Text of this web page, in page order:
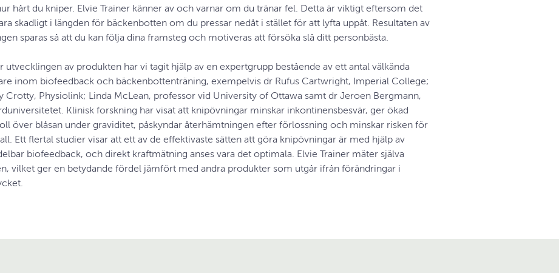
hårt du kniper. Elvie Trainer känner av och varnar om du tränar fel. Detta är viktigt eftersom det
skadligt i längden för bäckenbotten om du pressar nedåt i stället för att lyfta uppåt. Resultaten av
sparas så att du kan följa dina framsteg och motiveras att försöka slå ditt personbästa.
utvecklingen av produkten har vi tagit hjälp av en expertgrupp bestående av ett antal välkända
inom biofeedback och bäckenbottenträning, exempelvis dr Rufus Cartwright, Imperial College;
Crotty, Physiolink; Linda McLean, professor vid University of Ottawa samt dr Jeroen Bergmann,
Klinisk forskning har visat att knipövningar minskar inkontinensbesvär, ger ökad
över blåsan under graviditet, påskyndar återhämtningen efter förlossning och minskar risken för
Ett flertal studier visar att ett av de effektivaste sätten att göra knipövningar är med hjälp av
biofeedback, och direkt kraftmätning anses vara det optimala. Elvie Trainer mäter själva
vilket ger en betydande fördel jämfört med andra produkter som utgår ifrån förändringar i